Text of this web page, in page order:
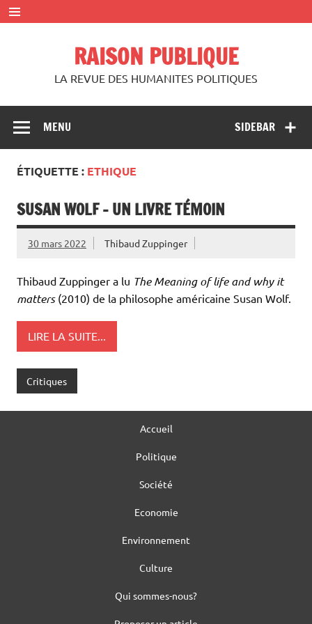
Skip
to
content
RAISON PUBLIQUE
LA REVUE DES HUMANITES POLITIQUES
SIDEBAR
MENU
ÉTIQUETTE : ETHIQUE
SUSAN WOLF – UN LIVRE TÉMOIN
30 mars 2022 Thibaud Zuppinger
Thibaud Zuppinger a lu The Meaning of life and why it
matters(2010) de la philosophe américaine Susan Wolf.
LIRE LA SUITE...
Critiques
Accueil
Politique
Société
Economie
Environnement
Culture
Qui sommes-nous?